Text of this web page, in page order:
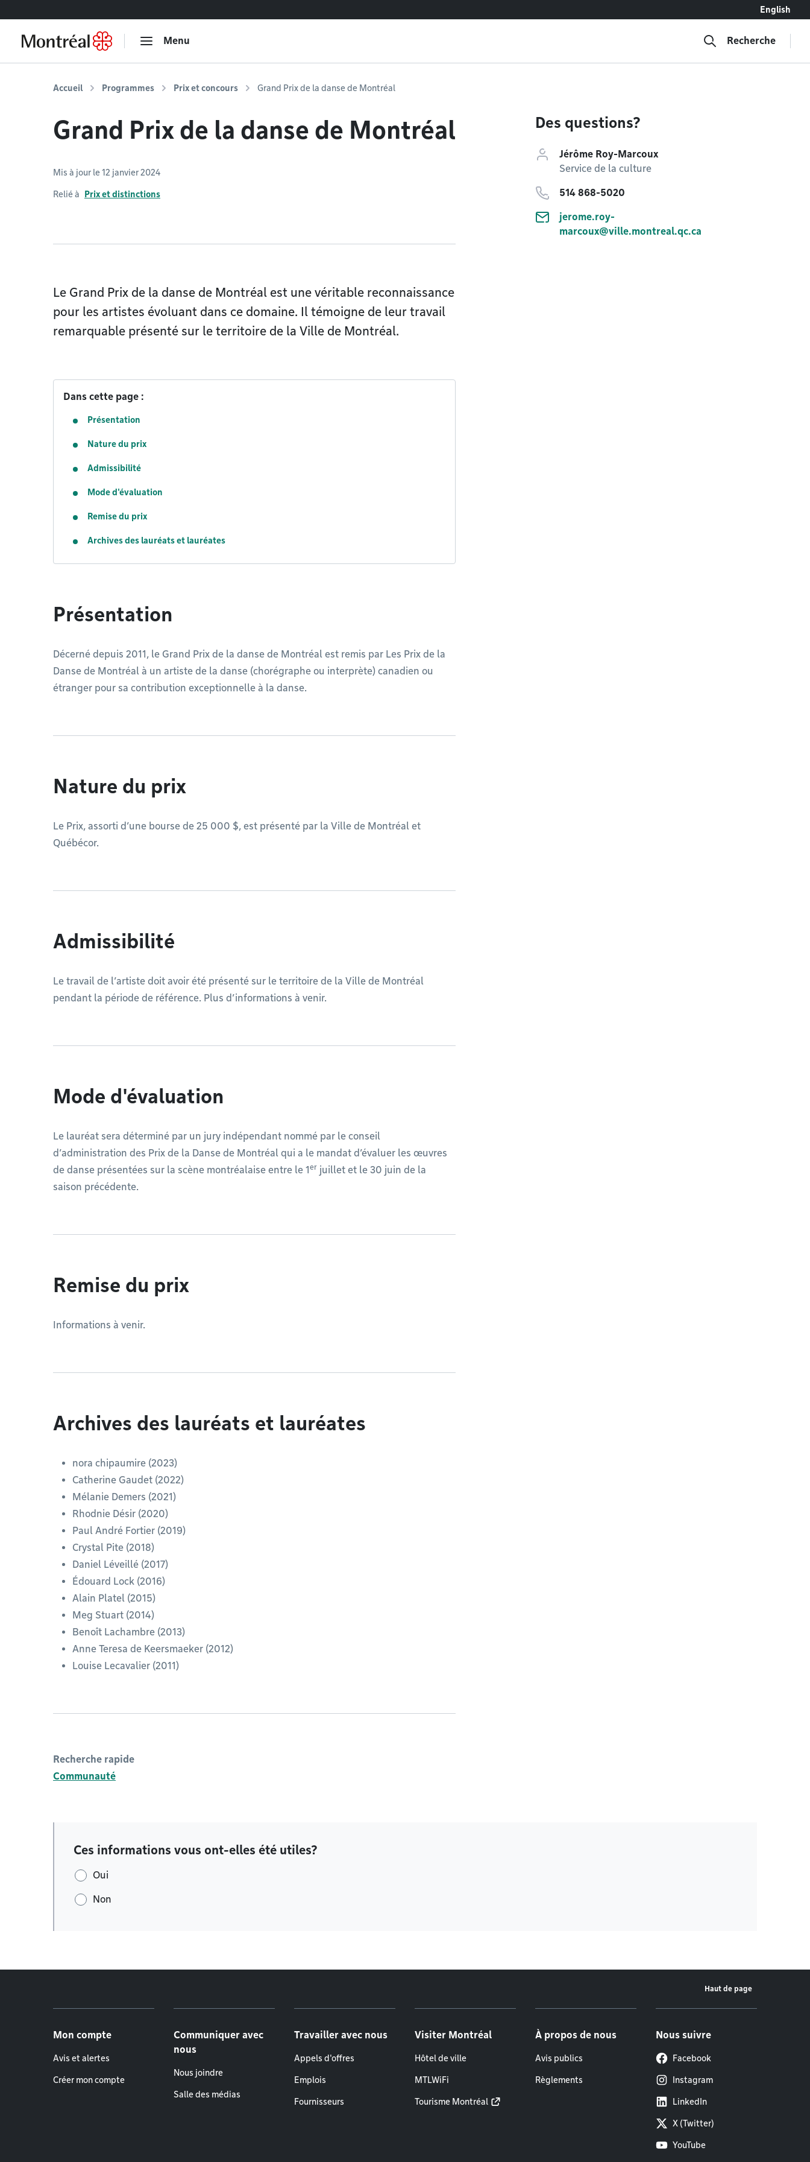
English
Menu Recherche
Accueil Programmes Prix et concours Grand Prix de la danse de Montréal
Grand Prix de la danse de Montréal
Mis à jour le 12 janvier 2024
Relié à Prix et distinctions
Le Grand Prix de la danse de Montréal est une véritable reconnaissance
pour les artistes évoluant dans ce domaine. Il témoigne de leur travail
remarquable présenté sur le territoire de la Ville de Montréal.
Dans cette page :
Présentation
Nature du prix
Admissibilité
Mode d'évaluation
Remise du prix
Archives des lauréats et lauréates
Présentation
Décerné depuis 2011, le Grand Prix de la danse de Montréal est remis par Les Prix de la
Danse de Montréal à un artiste de la danse (chorégraphe ou interprète) canadien ou
étranger pour sa contribution exceptionnelle à la danse.
Nature du prix
Le Prix, assorti d’une bourse de 25 000 $, est présenté par la Ville de Montréal et
Québécor.
Admissibilité
Le travail de l’artiste doit avoir été présenté sur le territoire de la Ville de Montréal
pendant la période de référence. Plus d’informations à venir.
Mode d'évaluation
Le lauréat sera déterminé par un jury indépendant nommé par le conseil
d’administration des Prix de la Danse de Montréal qui a le mandat d’évaluer les œuvres
de danse présentées sur la scène montréalaise entre le 1er juillet et le 30 juin de la
saison précédente.
Remise du prix
Informations à venir.
Archives des lauréats et lauréates
nora chipaumire (2023)
Catherine Gaudet (2022)
Mélanie Demers (2021)
Rhodnie Désir (2020)
Paul André Fortier (2019)
Crystal Pite (2018)
Daniel Léveillé (2017)
Édouard Lock (2016)
Alain Platel (2015)
Meg Stuart (2014)
Benoît Lachambre (2013)
Anne Teresa de Keersmaeker (2012)
Louise Lecavalier (2011)
Recherche rapide
Communauté
Des questions?
Jérôme Roy-Marcoux
Service de la culture
514 868-5020
jerome.roy-
marcoux@ville.montreal.qc.ca
Ces informations vous ont-elles été utiles?
Oui
Non
Haut de page
Mon compte
Avis et alertes
Créer mon compte
Communiquer avec
nous
Nous joindre
Salle des médias
Travailler avec nous
Appels d'offres
Emplois
Fournisseurs
Visiter Montréal
Hôtel de ville
MTLWiFi
Tourisme Montréal
À propos de nous
Avis publics
Règlements
Nous suivre
Facebook
Instagram
LinkedIn
X (Twitter)
YouTube